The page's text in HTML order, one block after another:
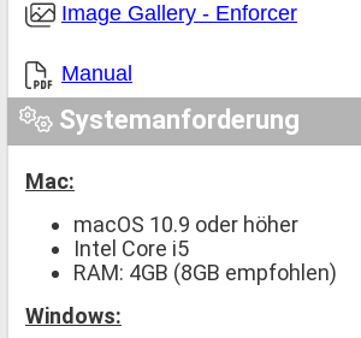
Image Gallery - Enforcer
Manual
Systemanforderung
Mac:
macOS 10.9 oder höher
Intel Core i5
RAM: 4GB (8GB empfohlen)
Windows: